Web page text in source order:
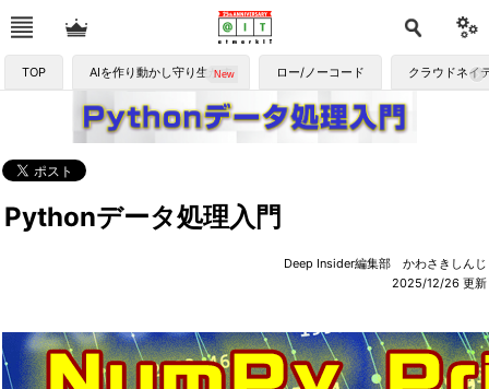
TOP AIを作り動かし守り生かす ロー/ノーコード クラウドネイ
Pythonデータ処理入門
Deep Insider編集部 かわさきしんじ
2025/12/26 更新